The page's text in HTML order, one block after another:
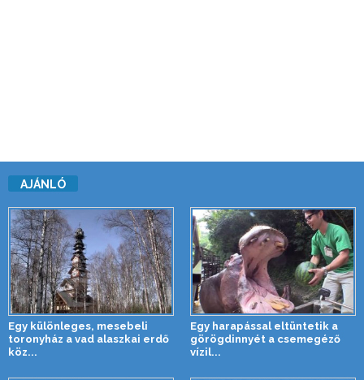
AJÁNLÓ
Egy különleges, mesebeli
toronyház a vad alaszkai erdő
köz...
Egy harapással eltüntetik a
görögdinnyét a csemegéző
vízil...